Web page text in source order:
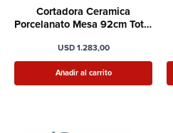
Cortadora Ceramica
Porcelanato Mesa 92cm Total
USD1.283,00
Añadir al carrito